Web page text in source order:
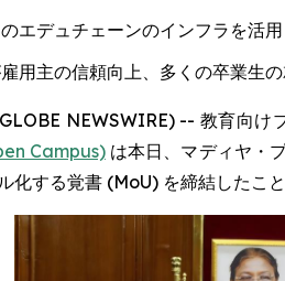
エデュチェーンのインフラを活
用主の信頼向上、多くの卒業生
NEWSWIRE) -- 教育向
Campus)は本日、マディヤ・
化する覚書 (MoU) を締結したこと